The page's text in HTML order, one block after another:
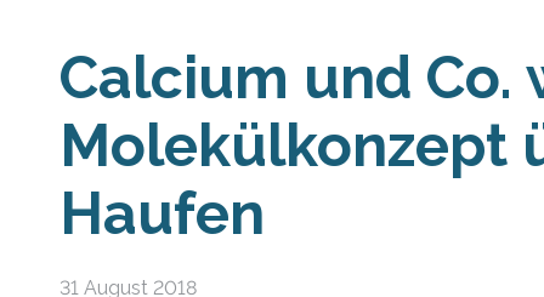
Calcium und Co.
Molekülkonzept
Haufen
31 August 2018